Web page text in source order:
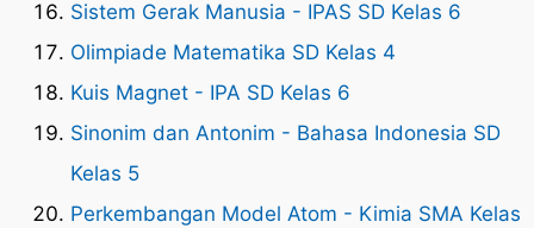
Sistem Gerak Manusia - IPAS SD Kelas 6
Olimpiade Matematika SD Kelas 4
Kuis Magnet - IPA SD Kelas 6
Sinonim dan Antonim - Bahasa Indonesia SD
Kelas 5
Perkembangan Model Atom - Kimia SMA Kelas